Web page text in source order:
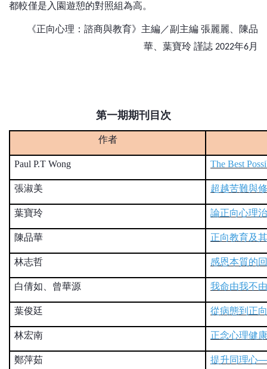
都較僅是入園遊憩的對照組為高。
《正向心理：諮商與教育》主編／副主編 張麗麗、陳品
華、葉寶玲 謹誌 2022年6月
第一期期刊目次
作者
Paul P.T Wong The Best
張淑美 超越苦難與
葉寶玲 論正向心理
陳品華 正向教育及
林志哲 感恩本質的
白倩如、曾華源 我命由我不
葉俊廷 從病態到正
林宏南 正念心理健
鄭萍茹 提升同理心